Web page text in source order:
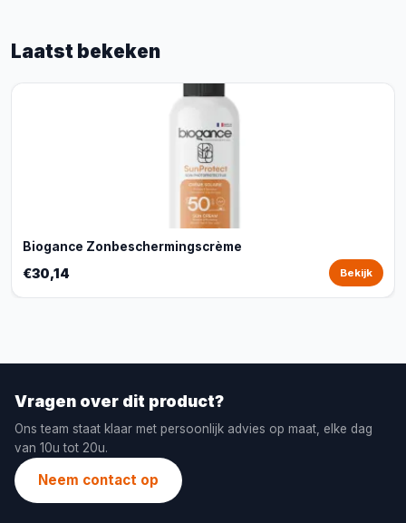
Laatst bekeken
Biogance Zonbeschermingscrème
€30,14 Bekijk
Vragen over dit product?
Ons team staat klaar met persoonlijk advies op maat, elke dag
van 10u tot 20u.
Neem contact op